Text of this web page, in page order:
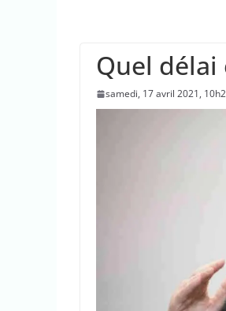
Quel délai
samedi, 17 avril 2021,